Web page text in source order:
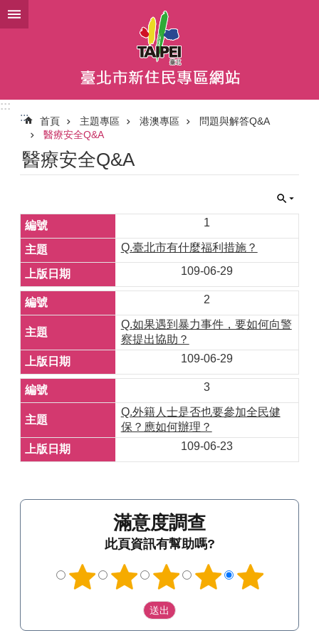
跳到主要內容區塊
:::
:::
首頁 主題專區 港澳專區
問題與解答Q&A
醫療安全Q&A
醫療安全Q&A
1
Q.臺北市有什麼福利措施？
109-06-29
2
Q.如果遇到暴力事件，要如何向警
察提出協助？
109-06-29
3
Q.外籍人士是否也要參加全民健
保？應如何辦理？
109-06-23
滿意度調查
此頁資訊有幫助嗎?